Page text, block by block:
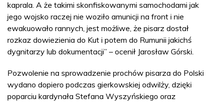
kaprala. A że takimi skonfiskowanymi samochodami jak
jego wojsko raczej nie woziło amunicji na front i nie
ewakuowało rannych, jest możliwe, że pisarz dostał
rozkaz dowiezienia do Kut i potem do Rumunii jakichś
dygnitarzy lub dokumentacji” – ocenił Jarosław Górski.
Pozwolenie na sprowadzenie prochów pisarza do Polski
wydano dopiero podczas gierkowskiej odwilży, dzięki
poparciu kardynała Stefana Wyszyńskiego oraz